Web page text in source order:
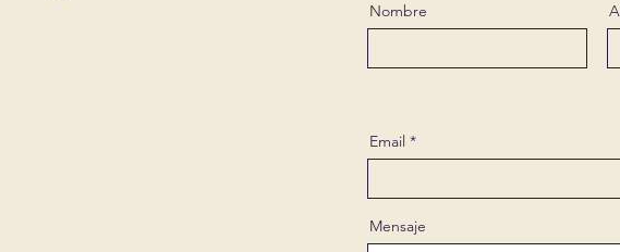
Nombre
Email
Mensaje